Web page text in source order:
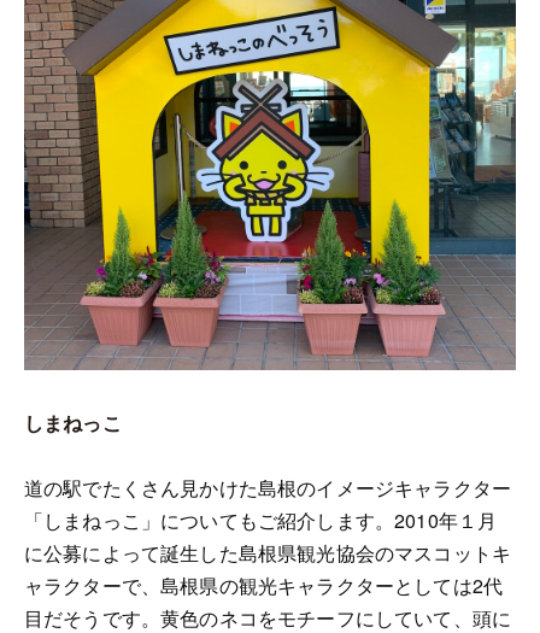
しまねっこ
道の駅でたくさん見かけた島根のイメージキャラクター
「しまねっこ」についてもご紹介します。2010年１月
に公募によって誕生した島根県観光協会のマスコットキ
ャラクターで、島根県の観光キャラクターとしては2代
目だそうです。黄色のネコをモチーフにしていて、頭に